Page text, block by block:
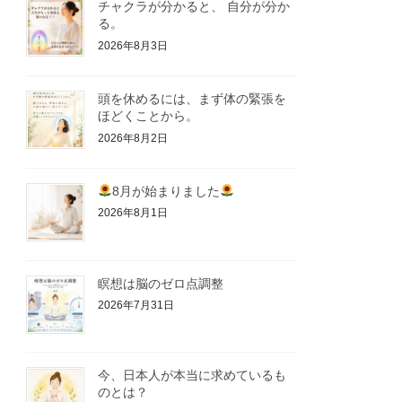
チャクラが分かると、 自分が分か
る。
2026年8月3日
頭を休めるには、まず体の緊張を
ほどくことから。
2026年8月2日
8月が始まりました
2026年8月1日
瞑想は脳のゼロ点調整
2026年7月31日
今、日本人が本当に求めているも
のとは？